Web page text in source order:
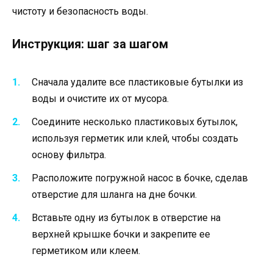
чистоту и безопасность воды.
Инструкция: шаг за шагом
Сначала удалите все пластиковые бутылки из
воды и очистите их от мусора.
Соедините несколько пластиковых бутылок,
используя герметик или клей, чтобы создать
основу фильтра.
Расположите погружной насос в бочке, сделав
отверстие для шланга на дне бочки.
Вставьте одну из бутылок в отверстие на
верхней крышке бочки и закрепите ее
герметиком или клеем.